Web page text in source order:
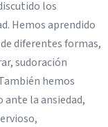
los
Hemos aprendido
diferentes formas,
sudoración
hemos
ante la ansiedad,